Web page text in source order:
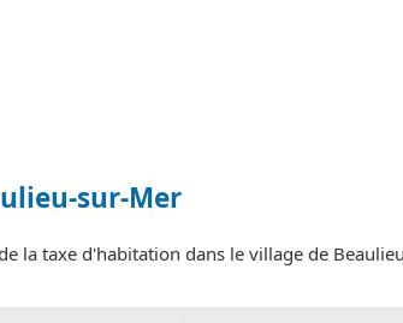
sur-Mer
la taxe d'habitation dans le village de